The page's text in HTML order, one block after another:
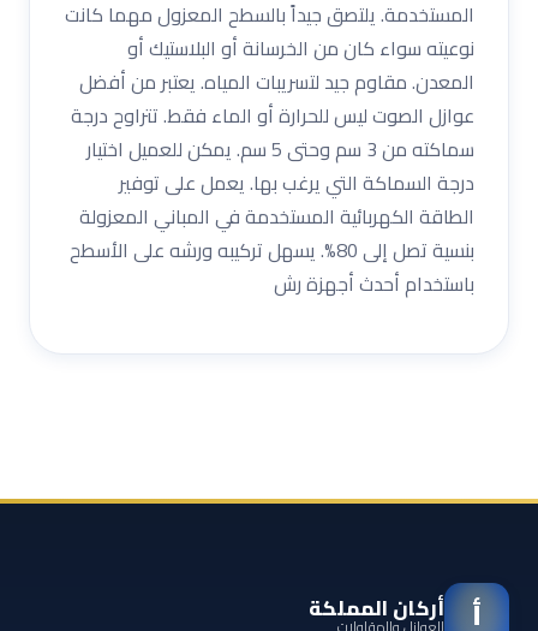
المستخدمة. يلتصق جيداً بالسطح المعزول مهما كانت
نوعيته سواء كان من الخرسانة أو البلاستيك أو
المعدن. مقاوم جيد لتسريبات المياه. يعتبر من أفضل
عوازل الصوت ليس للحرارة أو الماء فقط. تتراوح درجة
سماكته من 3 سم وحتى 5 سم. يمكن للعميل اختيار
درجة السماكة التي يرغب بها. يعمل على توفير
الطاقة الكهربائية المستخدمة في المباني المعزولة
بنسية تصل إلى 80%. يسهل تركيبه ورشه على الأسطح
باستخدام أحدث أجهزة رش
أ أركان المملكة